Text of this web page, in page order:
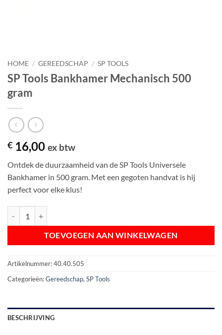
HOME / GEREEDSCHAP / SP TOOLS
SP Tools Bankhamer Mechanisch 500
gram
€ 16,00 ex btw
Ontdek de duurzaamheid van de SP Tools Universele
Bankhamer in 500 gram. Met een gegoten handvat is hij
perfect voor elke klus!
TOEVOEGEN AAN WINKELWAGEN
Artikelnummer:40.40.505
Categorieën:Gereedschap, SP Tools
BESCHRIJVING